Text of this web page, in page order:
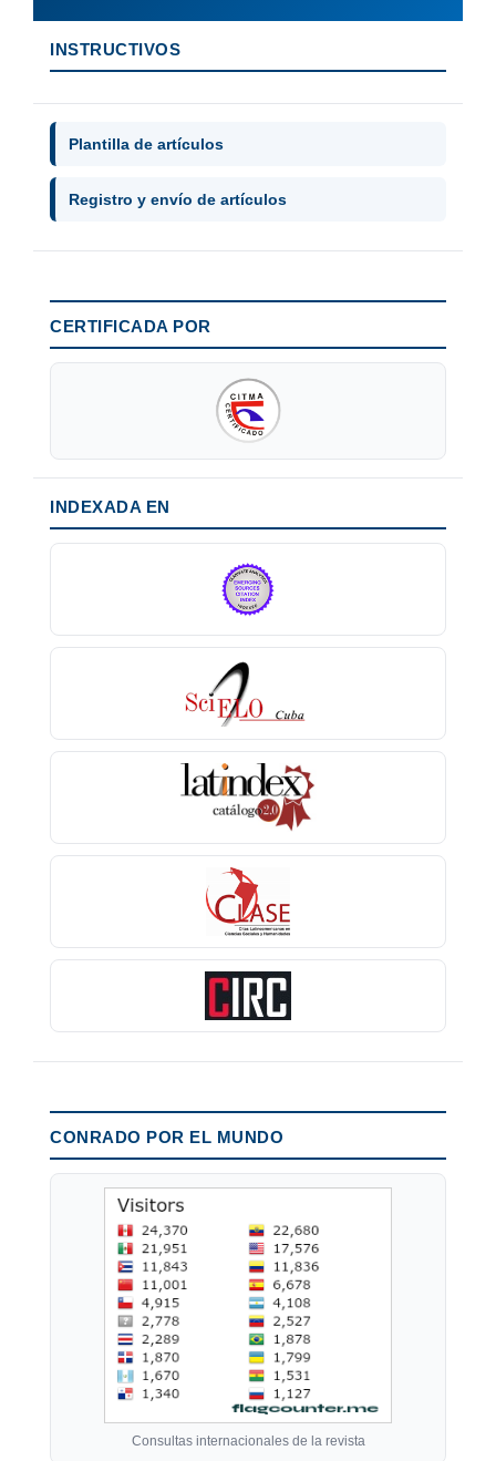
INSTRUCTIVOS
Plantilla de artículos
Registro y envío de artículos
CERTIFICADA POR
INDEXADA EN
CONRADO POR EL MUNDO
Consultas internacionales de la revista